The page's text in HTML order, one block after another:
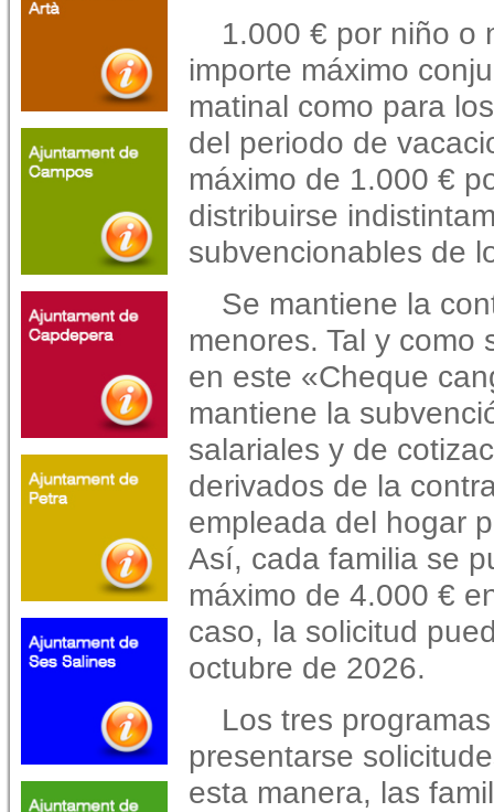
1.000 € por niño o
importe máximo
matinal como para
del periodo de
máximo de 1.000 €
distribuirse
subvencionables de
Se mantiene la
menores. Tal y como
en este «Cheque
mantiene la
salariales y de
derivados de la
empleada del hogar
Así, cada familia se
máximo de 4.000 €
caso, la solicitud
octubre de 2026.
Los tres
presentarse
esta manera, las